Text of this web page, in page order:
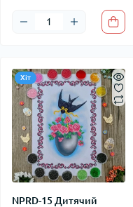
Хіт
NPRD-15 Дитячий